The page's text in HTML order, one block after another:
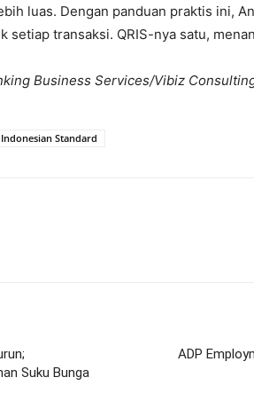
luas. Dengan panduan praktis ini,
setiap transaksi. QRIS-nya satu,
Business Services/Vibiz
Standard
Suku Bunga
ADP